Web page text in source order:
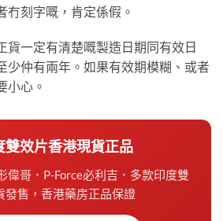
冇刻字嘅，肯定係假。
貨一定有清楚嘅製造日期同有效日
少仲有兩年。如果有效期模糊、或者
小心。
雙效片香港現貨正品
偉哥．P-Force必利吉．多款印度雙
發售，香港藥房正品保證